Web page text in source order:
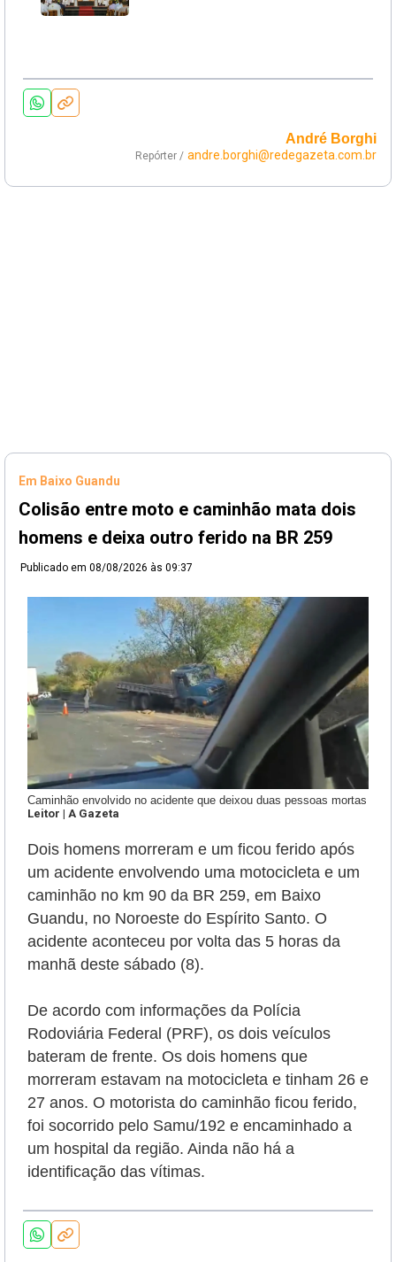
André Borghi
Repórter / andre.borghi@redegazeta.com.br
Em Baixo Guandu
Colisão entre moto e caminhão mata dois
homens e deixa outro ferido na BR 259
Publicado em 08/08/2026 às 09:37
Caminhão envolvido no acidente que deixou duas pessoas mortas
Leitor | A Gazeta
Dois homens morreram e um ficou ferido após
um acidente envolvendo uma motocicleta e um
caminhão no km 90 da BR 259, em Baixo
Guandu, no Noroeste do Espírito Santo. O
acidente aconteceu por volta das 5 horas da
manhã deste sábado (8).
De acordo com informações da Polícia
Rodoviária Federal (PRF), os dois veículos
bateram de frente. Os dois homens que
morreram estavam na motocicleta e tinham 26 e
27 anos. O motorista do caminhão ficou ferido,
foi socorrido pelo Samu/192 e encaminhado a
um hospital da região. Ainda não há a
identificação das vítimas.